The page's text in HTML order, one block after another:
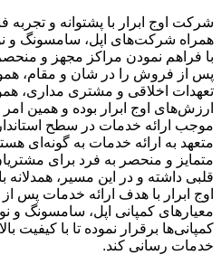
شرکت اوج ابرار با پشتوانه و
همراه شرکت‌های اپل، سامسونگ و
با فراهم نمودن مراکز مجهز و
پس از فروش را در شان و مقام،
تعهدات اخلاقی و مشتری مداری،
ارزش‌های اوج ابرار بوده و همین
موجب ارائه خدمات در سطح
متعهد به ارائه خدمات به گونه‌ای
متمایز و منحصر به فرد برای
قلبی داشته و در این مسیر، همدلانه
اوج ابرار با هدف ارائه خدمات پس
معیارهای کمپانی اپل، سامسونگ و
کمپانی‌ها برقرار نموده تا با کیفیت
خدمات رسانی کند.